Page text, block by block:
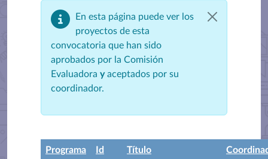
En esta página puede ver los
proyectos de esta
convocatoria que han sido
aprobados por la Comisión
Evaluadora yaceptados por su
coordinador.
Programa Id Título